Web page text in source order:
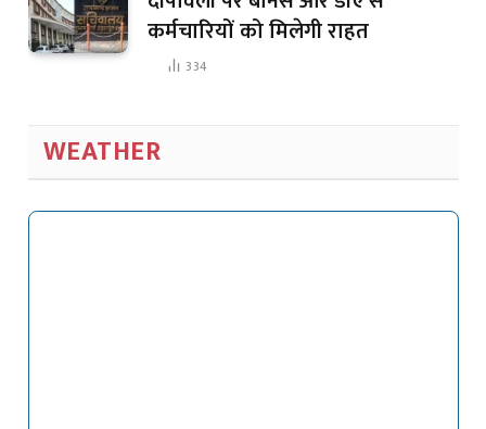
कर्मचारियों को मिलेगी राहत
334
WEATHER